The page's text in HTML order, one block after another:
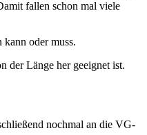
fallen schon mal viele
oder muss.
der Länge her geeignet ist.
nochmal an die VG-